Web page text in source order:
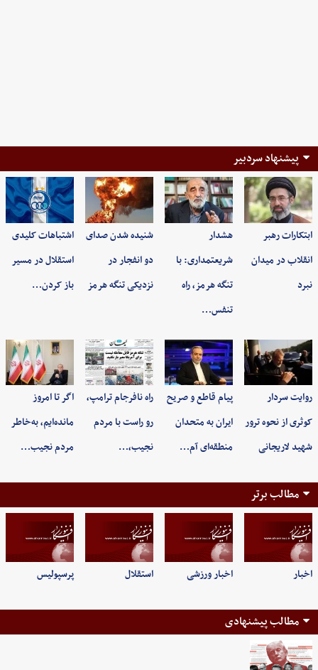
پیشنهاد سردبیر
ابتکارات رهبر
انقلاب در میدان
نبرد
هشدار
شریعتمداری: با
تنگه هرمز، راه
تنفس…
شنیده شدن صدای
دو انفجار در
نزدیکی تنگه هرمز
اشتباهات کلیدی
استقلال در مسیر
باز کردن…
روایت سردار
کوثری از نحوه ترور
شهید لاریجانی
پیام قاطع و صریح
ایران به متحدان
منطقه‌ای آم…
راه نافرجام ترامپ،
رو راست با مردم
نجیب،…
اگر تا امروز
مانده‌ایم، به‌خاطر
مردم نجیب…
مطالب برتر
اخبار اخبار ورزشی استقلال پرسپولیس
مطالب پیشنهادی